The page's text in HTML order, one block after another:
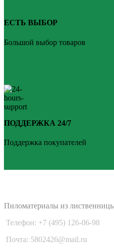
ЕСТЬ ВЫБОР
Большой выбор товаров
ПОДДЕРЖКА 24/7
Поддержка покупателей
Пиломатериалы из
Телефон: +7 (495) 126-06-98
Почта: 5802426@mail.ru